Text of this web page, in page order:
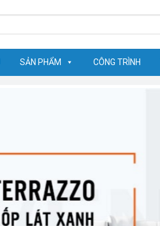
SẢN PHẨM CÔNG TRÌNH